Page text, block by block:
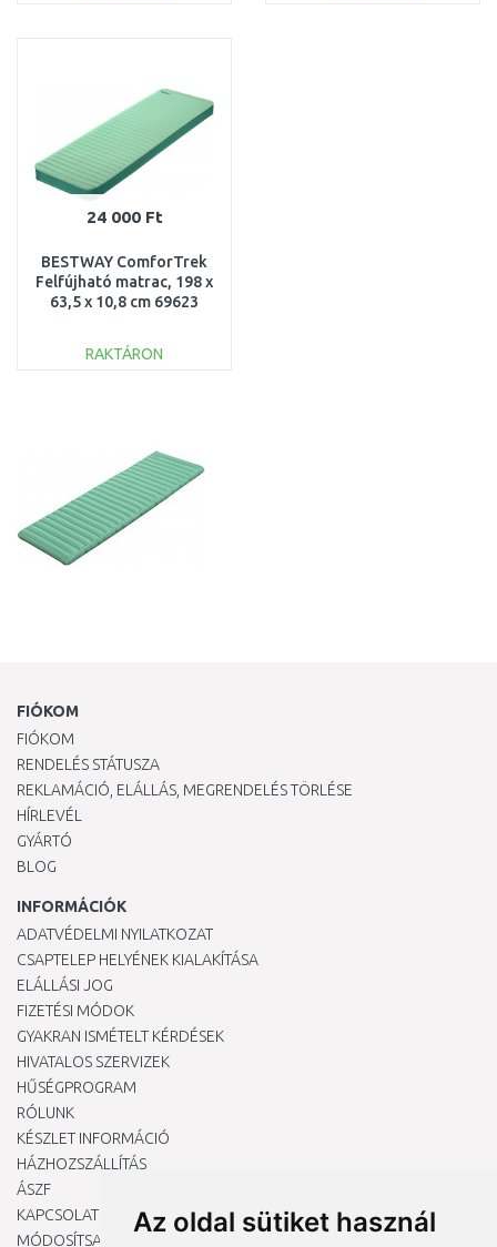
Az oldal sütiket használ
24 000 Ft
BESTWAY ComforTrek
Felfújható matrac, 198 x
63,5 x 10,8 cm 69623
RAKTÁRON
FIÓKOM
FIÓKOM
RENDELÉS STÁTUSZA
REKLAMÁCIÓ, ELÁLLÁS, MEGRENDELÉS TÖRLÉSE
HÍRLEVÉL
GYÁRTÓ
BLOG
INFORMÁCIÓK
ADATVÉDELMI NYILATKOZAT
CSAPTELEP HELYÉNEK KIALAKÍTÁSA
ELÁLLÁSI JOG
FIZETÉSI MÓDOK
GYAKRAN ISMÉTELT KÉRDÉSEK
HIVATALOS SZERVIZEK
HŰSÉGPROGRAM
RÓLUNK
KÉSZLET INFORMÁCIÓ
HÁZHOZSZÁLLÍTÁS
ÁSZF
KAPCSOLAT
MÓDOSÍTSA A COOKIE-BEÁLLÍTÁSAIMAT